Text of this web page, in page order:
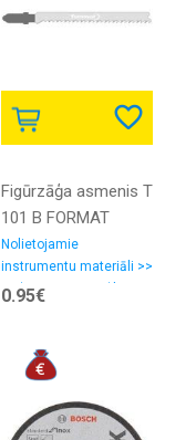
Figūrzāģa asmenis T
101 B FORMAT
Nolietojamie
instrumentu materiāli >>
Zāģu asmeņi, zāģlentas
0.95€